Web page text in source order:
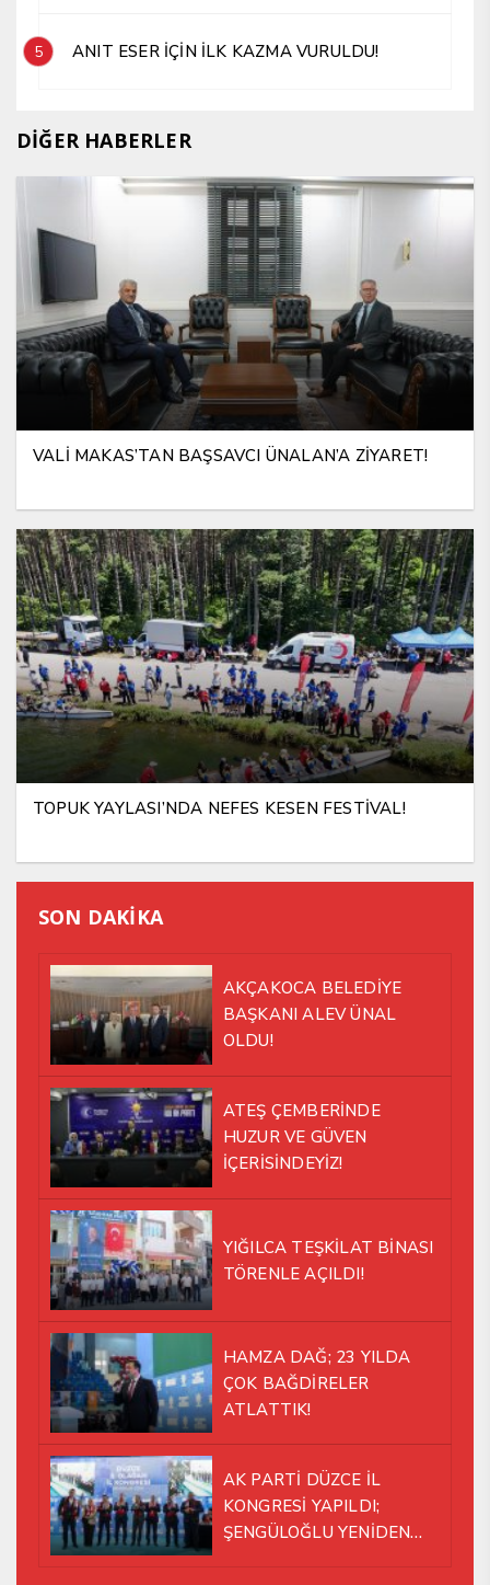
5 ANIT ESER İÇİN İLK KAZMA VURULDU!
DİĞER HABERLER
VALİ MAKAS’TAN BAŞSAVCI ÜNALAN’A ZİYARET!
TOPUK YAYLASI’NDA NEFES KESEN FESTİVAL!
SON DAKİKA
AKÇAKOCA BELEDİYE
BAŞKANI ALEV ÜNAL
OLDU!
ATEŞ ÇEMBERİNDE
HUZUR VE GÜVEN
İÇERİSİNDEYİZ!
YIĞILCA TEŞKİLAT BİNASI
TÖRENLE AÇILDI!
HAMZA DAĞ; 23 YILDA
ÇOK BAĞDİRELER
ATLATTIK!
AK PARTİ DÜZCE İL
KONGRESİ YAPILDI;
ŞENGÜLOĞLU YENİDEN